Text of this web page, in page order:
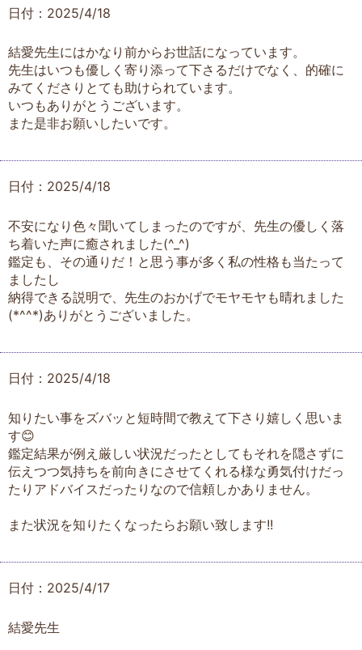
日付：2025/4/18
結愛先生にはかなり前からお世話になっています。
先生はいつも優しく寄り添って下さるだけでなく、的確に
みてくださりとても助けられています。
いつもありがとうございます。
また是非お願いしたいです。
日付：2025/4/18
不安になり色々聞いてしまったのですが、先生の優しく落
ち着いた声に癒されました(^_^)
鑑定も、その通りだ！と思う事が多く私の性格も当たって
ましたし
納得できる説明で、先生のおかげでモヤモヤも晴れました
(*^^*)ありがとうございました。
日付：2025/4/18
知りたい事をズバッと短時間で教えて下さり嬉しく思いま
す😊
鑑定結果が例え厳しい状況だったとしてもそれを隠さずに
伝えつつ気持ちを前向きにさせてくれる様な勇気付けだっ
たりアドバイスだったりなので信頼しかありません。
また状況を知りたくなったらお願い致します!!
日付：2025/4/17
結愛先生